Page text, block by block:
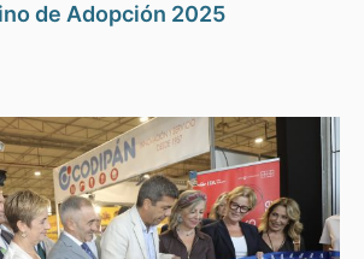
de Adopción 2025